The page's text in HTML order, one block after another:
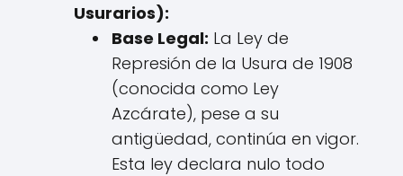
Usurarios):
Base Legal: La Ley de
Represión de la Usura de 1908
(conocida como Ley
Azcárate), pese a su
antigüedad, continúa en vigor.
Esta ley declara nulo todo